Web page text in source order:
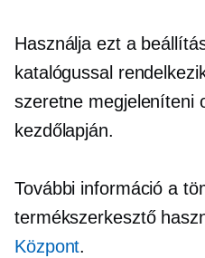
Használja ezt a
katalógussal
szeretne megjeleníteni
kezdőlapján.
További információ a
termékszerkesztő
Központ.